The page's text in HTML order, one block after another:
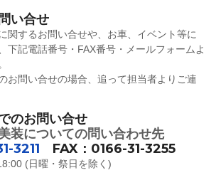
い合せ
関するお問い合せや、お車、イベント等に
下記電話番号・FAX番号・メールフォームよ
お問い合せの場合、追って担当者よりご連
のお問い合せ
装についての問い合わせ先
3211 FAX：0166-31-3255
(日曜・祭日を除く)